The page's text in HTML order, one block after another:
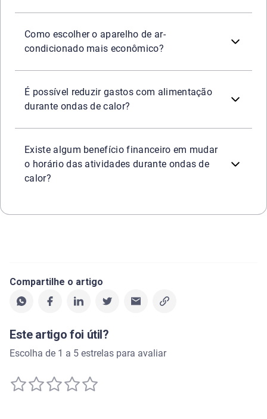
Como escolher o aparelho de ar-
condicionado mais econômico?
É possível reduzir gastos com alimentação
durante ondas de calor?
Existe algum benefício financeiro em mudar
o horário das atividades durante ondas de
calor?
Compartilhe o artigo
Este artigo foi útil?
Escolha de 1 a 5 estrelas para avaliar